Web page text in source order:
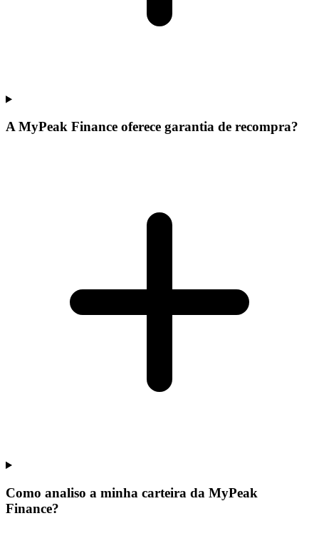
A MyPeak Finance oferece garantia de recompra?
Como analiso a minha carteira da MyPeak
Finance?